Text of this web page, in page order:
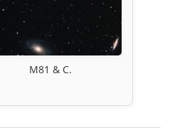
M81 & C.